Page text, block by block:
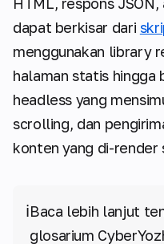
dapat berkisar dari
menggunakan library
halaman statis hingga
headless yang
scrolling, dan
konten yang di-render
ℹ️Baca lebih lanjut
glosarium